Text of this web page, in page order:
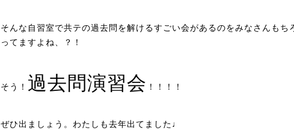
そんな自習室で共テの過去問を解けるすごい会があるのをみなさんもち
ってますよね、？！
そう！ 過去問演習会 ！！！！
ぜひ出ましょう。わたしも去年出てました♩